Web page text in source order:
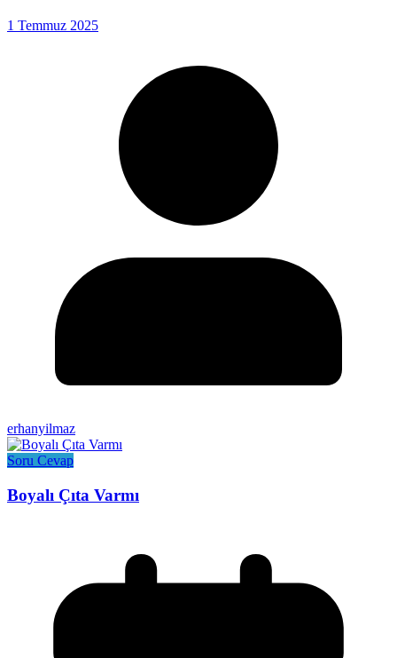
1 Temmuz 2025
erhanyilmaz
Soru Cevap
Boyalı Çıta Varmı